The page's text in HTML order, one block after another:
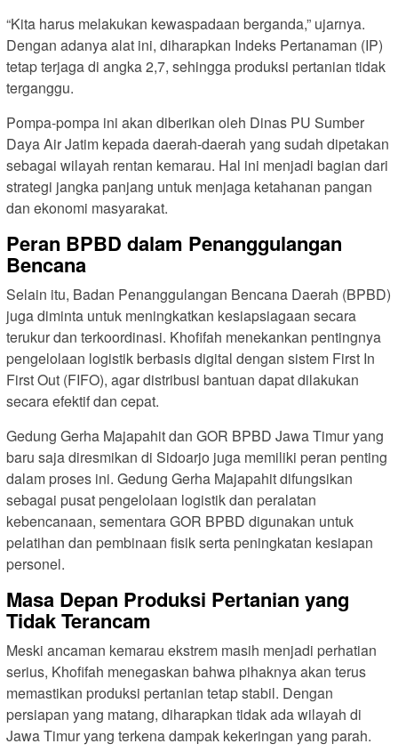
“Kita harus melakukan kewaspadaan berganda,” ujarnya.
Dengan adanya alat ini, diharapkan Indeks Pertanaman (IP)
tetap terjaga di angka 2,7, sehingga produksi pertanian tidak
terganggu.
Pompa-pompa ini akan diberikan oleh Dinas PU Sumber
Daya Air Jatim kepada daerah-daerah yang sudah dipetakan
sebagai wilayah rentan kemarau. Hal ini menjadi bagian dari
strategi jangka panjang untuk menjaga ketahanan pangan
dan ekonomi masyarakat.
Peran BPBD dalam Penanggulangan
Bencana
Selain itu, Badan Penanggulangan Bencana Daerah (BPBD)
juga diminta untuk meningkatkan kesiapsiagaan secara
terukur dan terkoordinasi. Khofifah menekankan pentingnya
pengelolaan logistik berbasis digital dengan sistem First In
First Out (FIFO), agar distribusi bantuan dapat dilakukan
secara efektif dan cepat.
Gedung Gerha Majapahit dan GOR BPBD Jawa Timur yang
baru saja diresmikan di Sidoarjo juga memiliki peran penting
dalam proses ini. Gedung Gerha Majapahit difungsikan
sebagai pusat pengelolaan logistik dan peralatan
kebencanaan, sementara GOR BPBD digunakan untuk
pelatihan dan pembinaan fisik serta peningkatan kesiapan
personel.
Masa Depan Produksi Pertanian yang
Tidak Terancam
Meski ancaman kemarau ekstrem masih menjadi perhatian
serius, Khofifah menegaskan bahwa pihaknya akan terus
memastikan produksi pertanian tetap stabil. Dengan
persiapan yang matang, diharapkan tidak ada wilayah di
Jawa Timur yang terkena dampak kekeringan yang parah.